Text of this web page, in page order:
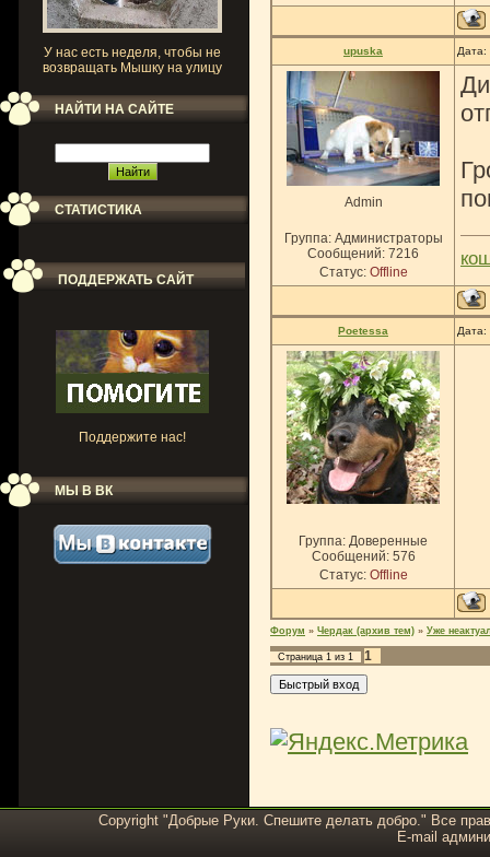
У нас есть неделя, чтобы не
возвращать Мышку на улицу
НАЙТИ НА САЙТЕ
СТАТИСТИКА
ПОДДЕРЖАТЬ САЙТ
Поддержите нас!
МЫ В ВК
upuska
Admin
Группа: Администраторы
Сообщений: 7216
Статус: Offline
Poetessa
Группа: Доверенные
Сообщений: 576
Статус: Offline
Форум » Чердак (архив тем) » Уже
Страница 1 из 1 1
Copyright "Добрые Руки. Спешите делать добро." Все
E-mail